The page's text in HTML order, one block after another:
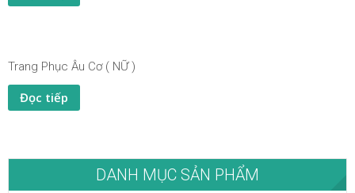
Trang Phục Âu Cơ ( NỮ )
Đọc tiếp
DANH MỤC SẢN PHẨM